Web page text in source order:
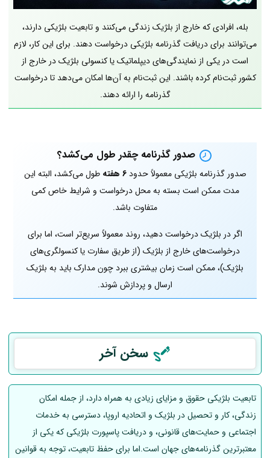
بله، افرادی که خارج از بلژیک زندگی می‌کنند و تابعیت بلژیکی دارند،
می‌توانند برای دریافت گذرنامه بلژیکی درخواست دهند. برای این کار، لازم
است در یکی از نمایندگی‌های دیپلماتیک یا کنسولی بلژیک در خارج از
کشور ثبت‌نام کرده باشند. این ثبت‌نام به آن‌ها امکان می‌دهد تا درخواست
گذرنامه را ارائه دهند.
صدور گذرنامه چقدر طول می‌کشد؟
صدور گذرنامه بلژیکی معمولاً حدود6 هفته
طول می‌کشد، البته این
مدت ممکن است بسته به محل درخواست و شرایط خاص کمی
متفاوت باشد.
اگر در بلژیک درخواست دهید، روند معمولاً سریع‌تر است، اما برای
درخواست‌های خارج از بلژیک (از طریق سفارت یا کنسولگری‌های
بلژیک)، ممکن است زمان بیشتری ببرد چون مدارک باید به بلژیک
ارسال و پردازش شوند.
سخن آخر
تابعیت بلژیکی حقوق و مزایای زیادی به همراه دارد، از جمله امکان
زندگی، کار و تحصیل در بلژیک و اتحادیه اروپا، دسترسی به خدمات
اجتماعی و حمایت‌های قانونی، و دریافت پاسپورت بلژیکی که یکی از
معتبرترین گذرنامه‌های جهان است.اما برای حفظ تابعیت، توجه به قوانین